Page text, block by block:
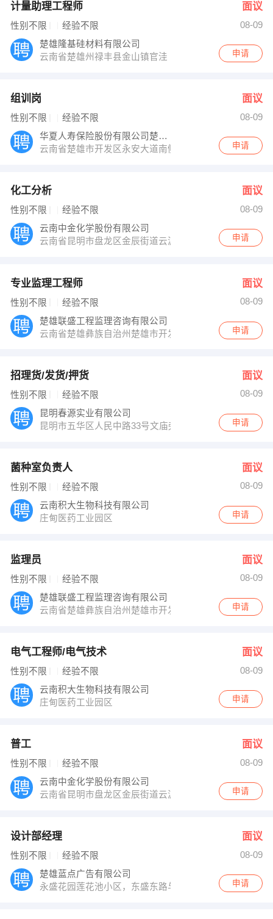
计量助理工程师 面议
性别不限 经验不限
08-09
楚雄隆基硅材料有限公司
云南省楚雄州禄丰县金山镇官洼
申请
组训岗 面议
性别不限 经验不限
08-09
华夏人寿保险股份有限公司楚雄中心支公司
云南省楚雄市开发区永安大道南侧盘龙云海国际公寓商
申请
化工分析 面议
性别不限 经验不限
08-09
云南中金化学股份有限公司
云南省昆明市盘龙区金辰街道云波社区俊发盛唐城大唐国
申请
专业监理工程师 面议
性别不限 经验不限
08-09
楚雄联盛工程监理咨询有限公司
云南省楚雄彝族自治州楚雄市开发区丰盛路南侧中国轻
申请
招理货/发货/押货 面议
性别不限 经验不限
08-09
昆明春源实业有限公司
昆明市五华区人民中路33号文庙旁
申请
菌种室负责人 面议
性别不限 经验不限
08-09
云南积大生物科技有限公司
庄甸医药工业园区
申请
监理员 面议
性别不限 经验不限
08-09
楚雄联盛工程监理咨询有限公司
云南省楚雄彝族自治州楚雄市开发区丰盛路南侧中国轻
申请
电气工程师/电气技术 面议
性别不限 经验不限
08-09
云南积大生物科技有限公司
庄甸医药工业园区
申请
普工 面议
性别不限 经验不限
08-09
云南中金化学股份有限公司
云南省昆明市盘龙区金辰街道云波社区俊发盛唐城大唐国
申请
设计部经理 面议
性别不限 经验不限
08-09
楚雄蓝点广告有限公司
永盛花园莲花池小区，东盛东路与太阳历大道交汇处红
申请